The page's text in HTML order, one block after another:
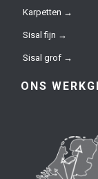
Karpetten →
Sisal fijn →
Sisal grof →
ONS